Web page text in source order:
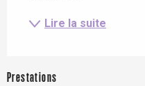
Lire la suite
Prestations